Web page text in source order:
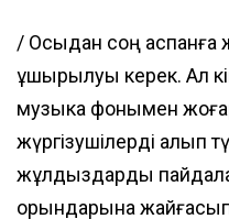
/ Осыдан соң аспанға
ұшырылуы керек. Ал
музыка фонымен
жүргізушілерді алып
жұлдыздарды
орындарына